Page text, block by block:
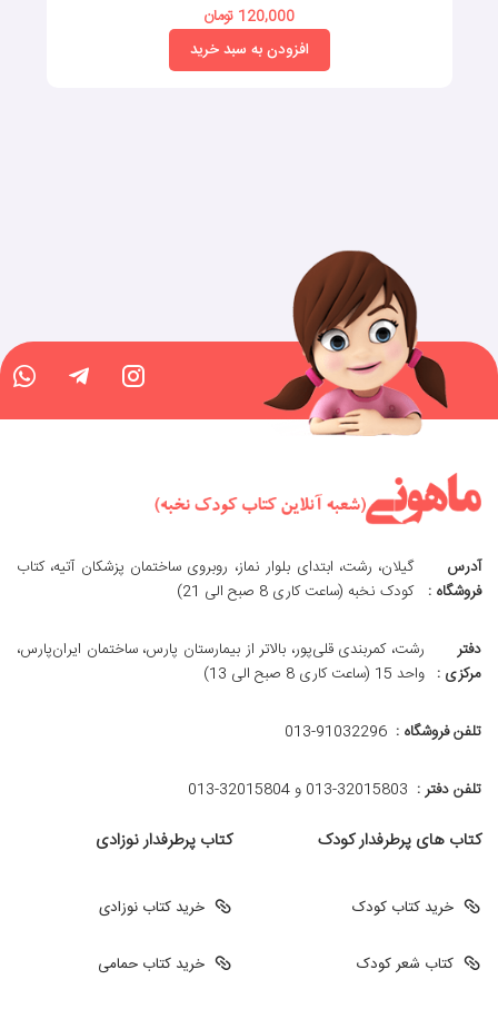
120,000 تومان
افزودن به سبد خرید
آدرس
فروشگاه :
گیلان، رشت، ابتدای بلوار نماز، روبروی ساختمان پزشکان آتیه، کتاب
کودک نخبه (ساعت کاری 8 صبح الی 21)
دفتر
مرکزی :
رشت، کمربندی قلی‌پور، بالاتر از بیمارستان پارس، ساختمان ایران‌پارس،
واحد 15 (ساعت کاری 8 صبح الی 13)
تلفن فروشگاه : 013-91032296
تلفن دفتر : 013-32015803 و 32015804-013
کتاب های پرطرفدار کودک
خرید کتاب کودک
کتاب شعر کودک
کتاب پرطرفدار نوزادی
خرید کتاب نوزادی
خرید کتاب حمامی